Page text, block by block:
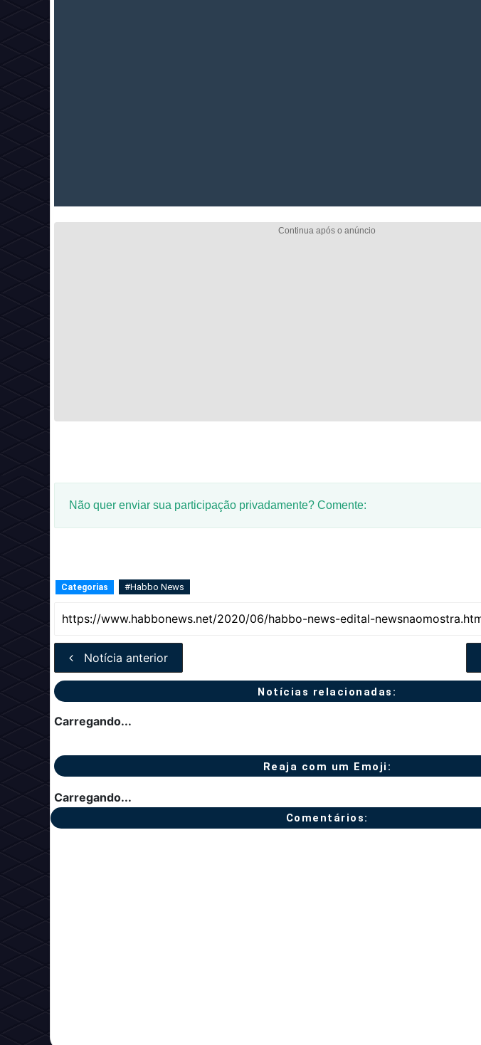
Não quer enviar sua participação privadamente? Comente:
Categorias #Habbo News
Notícia anterior
Notícias relacionadas:
Carregando...
Reaja com um Emoji:
Carregando...
Comentários: